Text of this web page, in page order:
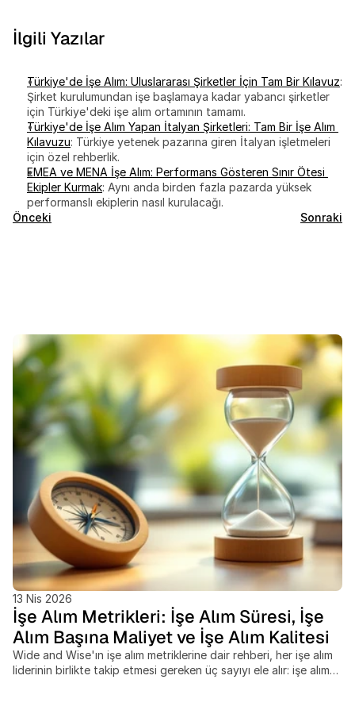
İlgili Yazılar
Türkiye'de İşe Alım: Uluslararası Şirketler İçin Tam Bir Kılavuz:
Şirket kurulumundan işe başlamaya kadar yabancı şirketler
için Türkiye'deki işe alım ortamının tamamı.
Türkiye'de İşe Alım Yapan İtalyan Şirketleri: Tam Bir İşe Alım
Kılavuzu: Türkiye yetenek pazarına giren İtalyan işletmeleri
için özel rehberlik.
EMEA ve MENA İşe Alım: Performans Gösteren Sınır Ötesi
Ekipler Kurmak: Aynı anda birden fazla pazarda yüksek
performanslı ekiplerin nasıl kurulacağı.
Önceki
Sonraki
13 Nis 2026
İşe Alım Metrikleri: İşe Alım Süresi, İşe
Alım Başına Maliyet ve İşe Alım Kalitesi
Wide and Wise'ın işe alım metriklerine dair rehberi, her işe alım
liderinin birlikte takip etmesi gereken üç sayıyı ele alır: işe alım